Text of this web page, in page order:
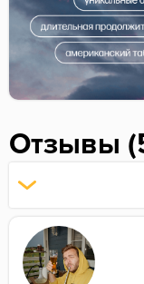
Отзывы